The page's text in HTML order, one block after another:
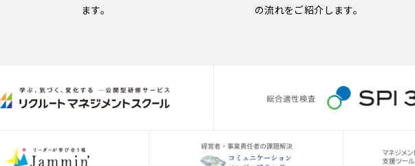
ます。
の流れをご紹介します。